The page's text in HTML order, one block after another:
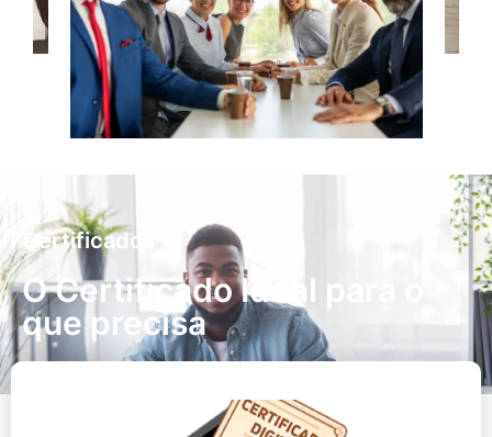
Certificados
O Certificado Ideal para o
que precisa